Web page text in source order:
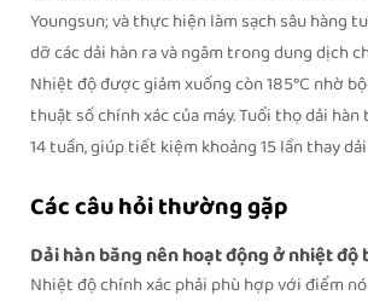
Youngsun; và thực hiện làm sạch sâu hàng
dỡ các dải hàn ra và ngâm trong dung dịch
Nhiệt độ được giảm xuống còn 185°C nhờ
thuật số chính xác của máy. Tuổi thọ dải
14 tuần, giúp tiết kiệm khoảng 15 lần thay
Các câu hỏi thường gặp
Dải hàn băng nên hoạt động ở nhiệt độ
Nhiệt độ chính xác phải phù hợp với điểm